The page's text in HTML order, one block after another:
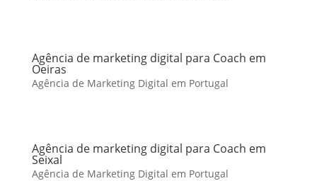
Agência de marketing digital para Coach em
Oeiras
Agência de Marketing Digital em Portugal
Agência de marketing digital para Coach em
Seixal
Agência de Marketing Digital em Portugal